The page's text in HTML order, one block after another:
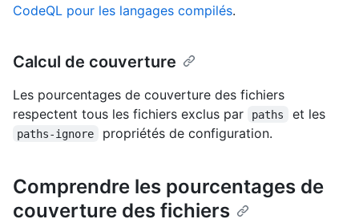
CodeQL pour les langages compilés.
Calcul de couverture
Les pourcentages de couverture des fichiers
respectent tous les fichiers exclus par
paths et les
paths-ignore propriétés de configuration.
Comprendre les pourcentages de
couverture des fichiers